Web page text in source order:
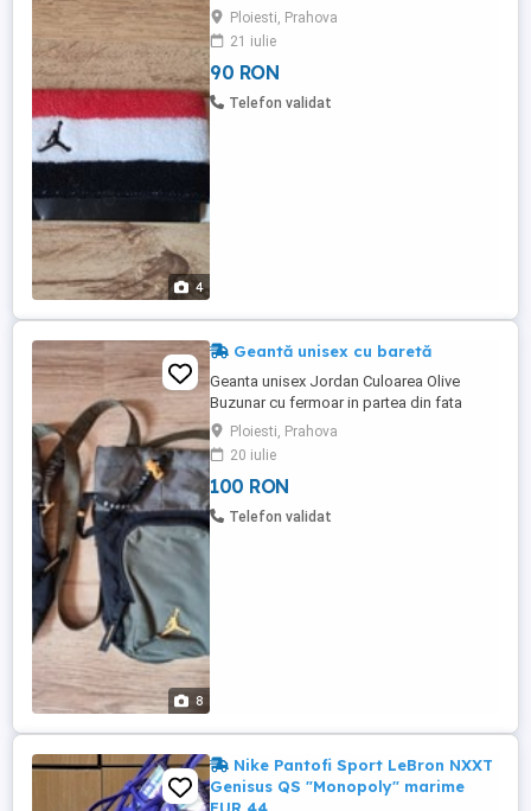
4
Material: bumbac moale, absorbant
Model: Jordan Terry 99 Este noua, cu
eticcheta atasata
Ploiesti, Prahova
21 iulie
90 RON
Telefon validat
8
Geantă unisex cu baretă
Geanta unisex Jordan Culoarea Olive
Buzunar cu fermoar in partea din fata
Bareta inscriptionata, reglabila Se incheie
cu snur Inaltime aproximativ 28 cm Baza
intaritta, are loc o sticla de jumatate de
litru Pret de achizite initial 24,99 lire
Disponibilitate: 2 bucati Pretul este pentru
Ploiesti, Prahova
20 iulie
100 RON
Telefon validat
Nike Pantofi Sport LeBron NXXT
Genisus QS "Monopoly" marime